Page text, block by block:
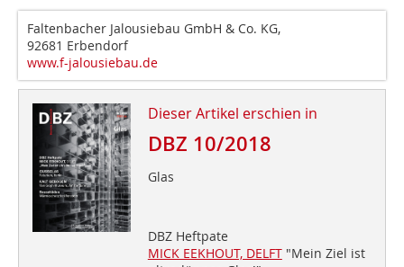
Faltenbacher Jalousiebau GmbH & Co. KG,
92681 Erbendorf
www.f-jalousiebau.de
Dieser Artikel erschien in
DBZ 10/2018
Glas
DBZ Heftpate
MICK EEKHOUT, DELFT"Mein Ziel ist